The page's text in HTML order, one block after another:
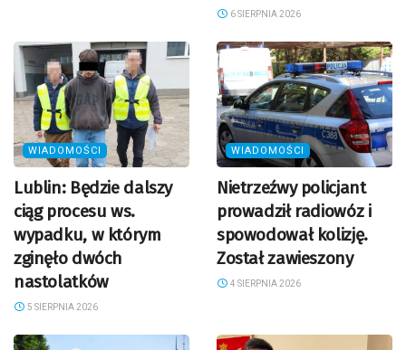
6 SIERPNIA 2026
WIADOMOŚCI
Lublin: Będzie dalszy
ciąg procesu ws.
wypadku, w którym
zginęło dwóch
nastolatków
5 SIERPNIA 2026
WIADOMOŚCI
Nietrzeźwy policjant
prowadził radiowóz i
spowodował kolizję.
Został zawieszony
4 SIERPNIA 2026